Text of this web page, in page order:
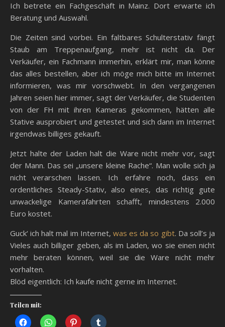
Ich betrete ein Fachgeschäft in Mainz. Dort erwarte ich
Beratung und Auswahl.
Die Zeiten sind vorbei. Ein faltbares Schulterstativ fängt
Staub am Treppenaufgang, mehr ist nicht da. Der
Verkäufer, ein Fachmann immerhin, erklärt mir, man könne
das alles bestellen, aber ich möge mich bitte im Internet
informieren, was mir vorschwebt. In den vergangenen
Jahren seien hier immer, sagt der Verkäufer, die Studenten
von der FH mit ihren Kameras gekommen, hätten alle
Stative ausprobiert und getestet und sich dann im Internet
irgendwas billiges gekauft.
Jetzt halte der Laden halt die Ware nicht mehr vor, sagt
der Mann. Das sei „unsere kleine Rache“. Man wolle sich ja
nicht verarschen lassen. Ich erfahre noch, dass ein
ordentliches Steady-Stativ, also eines, das richtig gute
unwackelige Kamerafahrten schafft, mindestens 2.000
Euro kostet.
Guck‘ ich halt mal im Internet, was es da so gibt. Da soll’s ja
Vieles auch billiger geben, als im Laden, wo sie einen nicht
mehr beraten können, weil sie die Ware nicht mehr
vorhalten.
Blöd eigentlich: Ich kaufe nicht gerne im Internet.
Teilen mit: